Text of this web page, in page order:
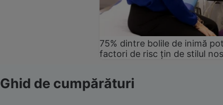
75% dintre bolile de inimă
factori de risc țin de stilul
Ghid de cumpărături